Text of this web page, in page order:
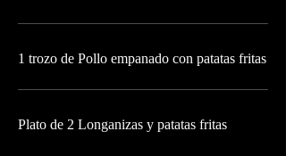
1 trozo de Pollo empanado con patatas fritas
Plato de 2 Longanizas y patatas fritas